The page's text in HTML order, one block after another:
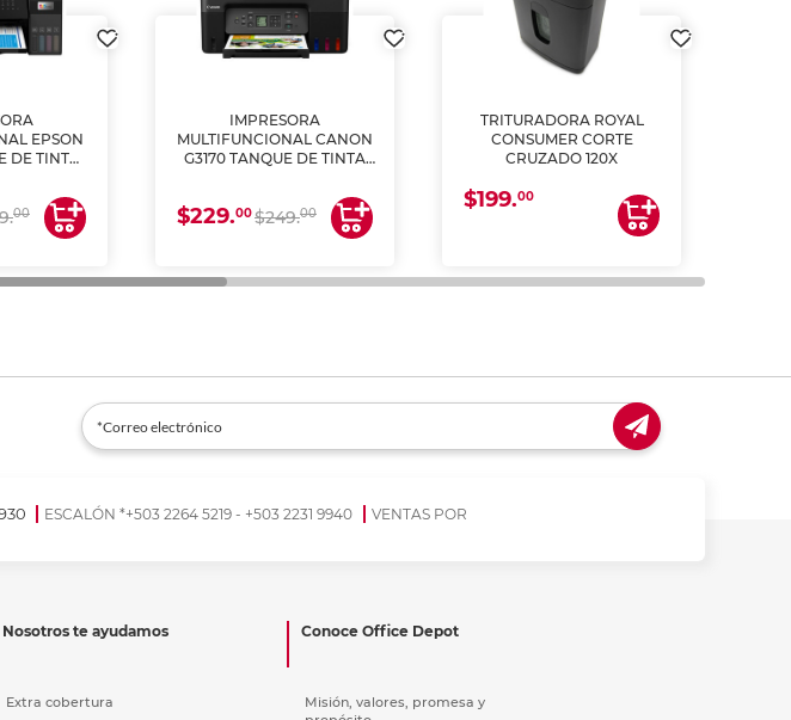
EPSON
DE TINTA
00
IMPRESORA
MULTIFUNCIONAL CANON
G3170 TANQUE DE TINTA
$229.00$249.00
TRITURADORA ROYAL
CONSUMER CORTE
CRUZADO 120X
$199.00
ESCALÓN *+503 2264 5219 - +503 2231 9940
VENTAS POR
Nosotros te ayudamos
Extra cobertura
Conoce Office Depot
Misión, valores, promesa y